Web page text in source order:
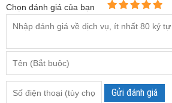
Chọn đánh giá của bạn
Gửi đánh giá